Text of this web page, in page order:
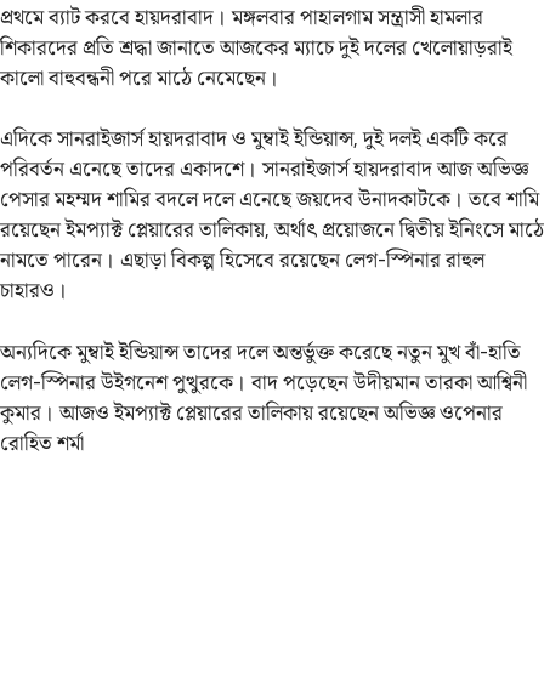
প্রথমে ব্যাট করবে হায়দরাবাদ। মঙ্গলবার পাহালগাম সন্ত্রাসী হামলার
শিকারদের প্রতি শ্রদ্ধা জানাতে আজকের ম্যাচে দুই দলের খেলোয়াড়রাই
কালো বাহুবন্ধনী পরে মাঠে নেমেছেন।
এদিকে সানরাইজার্স হায়দরাবাদ ও মুম্বাই ইন্ডিয়ান্স, দুই দলই একটি করে
পরিবর্তন এনেছে তাদের একাদশে। সানরাইজার্স হায়দরাবাদ আজ অভিজ্ঞ
পেসার মহম্মদ শামির বদলে দলে এনেছে জয়দেব উনাদকাটকে। তবে শামি
রয়েছেন ইমপ্যাক্ট প্লেয়ারের তালিকায়, অর্থাৎ প্রয়োজনে দ্বিতীয় ইনিংসে মাঠে
নামতে পারেন। এছাড়া বিকল্প হিসেবে রয়েছেন লেগ-স্পিনার রাহুল
চাহারও।
অন্যদিকে মুম্বাই ইন্ডিয়ান্স তাদের দলে অন্তর্ভুক্ত করেছে নতুন মুখ বাঁ-হাতি
লেগ-স্পিনার উইগনেশ পুত্থুরকে। বাদ পড়েছেন উদীয়মান তারকা আশ্বিনী
কুমার। আজও ইমপ্যাক্ট প্লেয়ারের তালিকায় রয়েছেন অভিজ্ঞ ওপেনার
রোহিত শর্মা